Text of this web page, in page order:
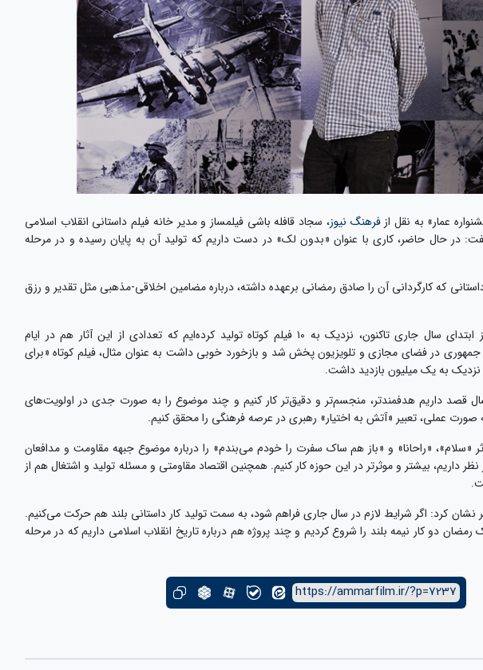
عمار» به نقل ازفرهنگ نیوز، سجاد قافله باشی فیلمساز و مدیر خانه فیلم داستانی انقلاب اسلامی
گفت: در حال حاضر، کاری با عنوان «بدون لک» در دست داریم که تولید آن به پایان رسیده و در مرحله
که کارگردانی آن را صادق رمضانی برعهده داشته، درباره مضامین اخلاقی-مذهبی مثل تقدیر و رزق
این فیلمساز اظهار داشت: از ابتدای سال جاری تاکنون، نزدیک به ۱۰ فیلم کوتاه تولید کرده‌ایم که تعدادی از این آثار هم در ایام
جمهوری در فضای مجازی و تلویزیون پخش شد و بازخورد خوبی داشت به عنوان مثال، فیلم کوتاه «برای
نزدیک به یک میلیون بازدید داشت.
قصد داریم هدفمندتر، منجسم‌تر و دقیق‌تر کار کنیم و چند موضوع را به صورت جدی در اولویت‌های
به صورت عملی، تعبیر «آتش به اختیار» رهبری در عرصه فرهنگی را محقق کنیم.
«سلام»، «راحانا» و «باز هم ساک سفرت را خودم می‌بندم» را درباره موضوع جبهه مقاومت و مدافعان
داریم، بیشتر و موثرتر در این حوزه کار کنیم. همچنین اقتصاد مقاومتی و مسئله تولید و اشتغال هم از
نشان کرد: اگر شرایط لازم در سال جاری فراهم شود، به سمت تولید کار داستانی بلند هم حرکت می‌کنیم.
رمضان دو کار نیمه بلند را شروع کردیم و چند پروژه هم درباره تاریخ انقلاب اسلامی داریم که در مرحله
https://ammarfilm.ir/?p=7237